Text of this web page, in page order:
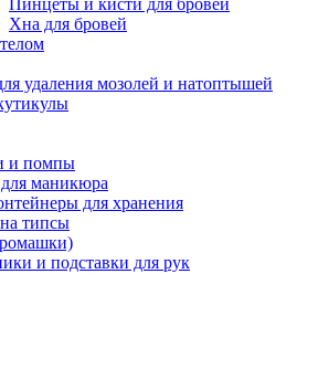
Пинцеты и кисти для бровей
Хна для бровей
удаления мозолей и натоптышей
и помпы
маникюра
для хранения
типсы
и подставки для рук